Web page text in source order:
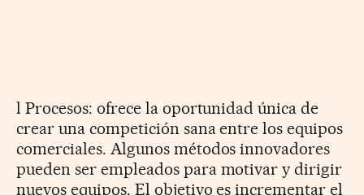
l Procesos: ofrece la oportunidad única de
crear una competición sana entre los equipos
comerciales. Algunos métodos innovadores
pueden ser empleados para motivar y dirigir
nuevos equipos. El objetivo es incrementar el